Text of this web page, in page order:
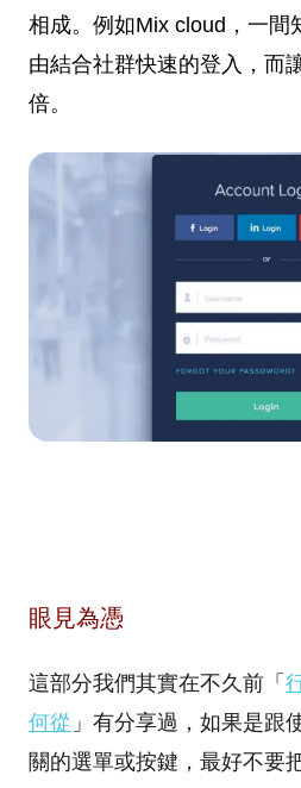
相成。例如Mix cloud，一間
由結合社群快速的登入，而
倍。
眼見為憑
這部分我們其實在不久前「
何從 」有分享過，如果是跟
關的選單或按鍵，最好不要